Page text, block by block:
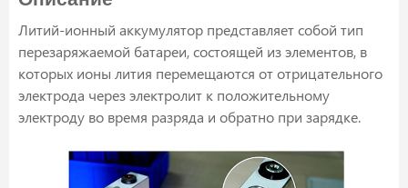
Литий-ионный аккумулятор представляет собой тип
перезаряжаемой батареи, состоящей из элементов, в
которых ионы лития перемещаются от отрицательного
электрода через электролит к положительному
электроду во время разряда и обратно при зарядке.